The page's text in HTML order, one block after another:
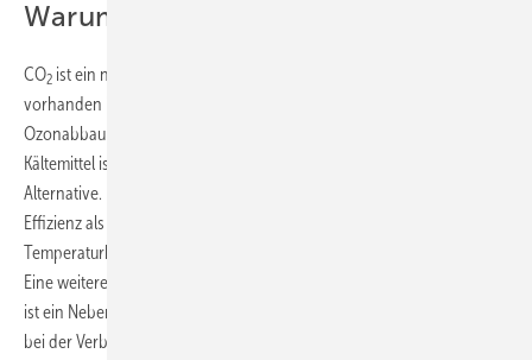
Warum CO
CO2 ist ein natürlich vorkommendes Gas, das in der Atmosphäre
vorhanden ist. Im Gegensatz zu FCKW oder HFKW hat es kein
Ozonabbaupotenzial und trägt nicht zur Erderwärmung bei. CO
Kältemittel ist daher eine umweltfreundliche und nachhaltige
Alternative. Darüber hinaus hat CO
Effizienz als herkömmliche Kältemittel und kann in einem breiteren
Temperaturbereich eingesetzt werden.
Eine weitere Stärke von CO
ist ein Nebenprodukt bei vielen industriellen Prozessen und wird auch
bei der Verbrennung fossiler Brennstoffe freigesetzt. Es ist daher ein